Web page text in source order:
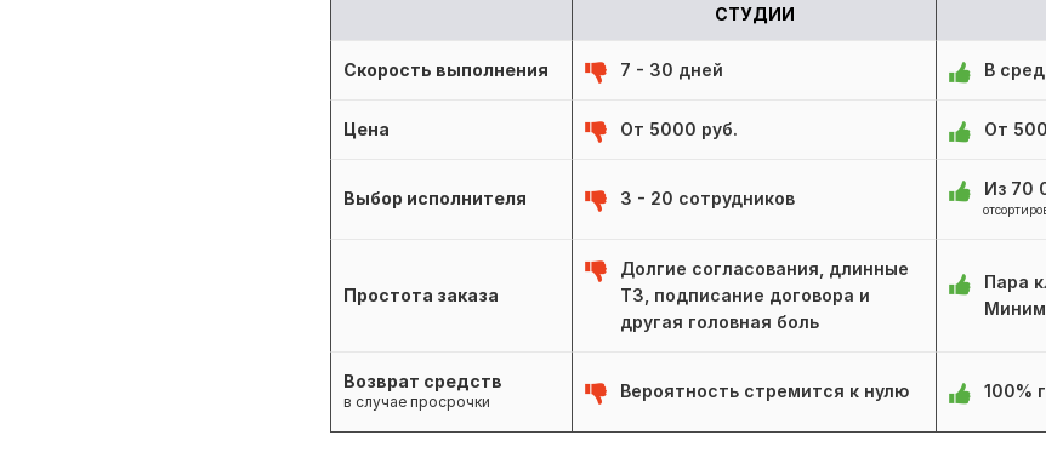
СТУДИИ
Скорость выполнения 7 - 30 дней В
Цена От 5000 руб. От
Выбор исполнителя 3 - 20 сотрудников Из 70
Простота заказа
Долгие согласования, длинные
ТЗ, подписание договора и
другая головная боль
Пара
Возврат средств
в случае просрочки
Вероятность стремится к нулю 100%